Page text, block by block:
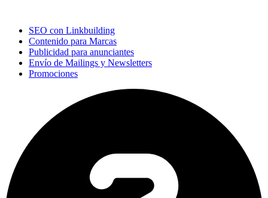
SEO con Linkbuilding
Contenido para Marcas
Publicidad para anunciantes
Envío de Mailings y Newsletters
Promociones